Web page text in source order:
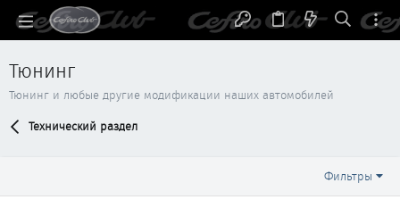
Тюнинг
Тюнинг и любые другие модификации наших автомобилей
Технический раздел
Фильтры